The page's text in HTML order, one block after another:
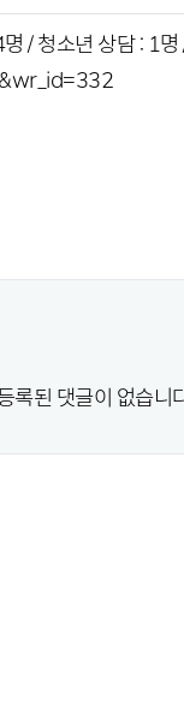
/ 청소년 상담 :
록된 댓글이 없습니